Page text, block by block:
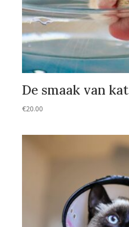
De smaak van
€20.00